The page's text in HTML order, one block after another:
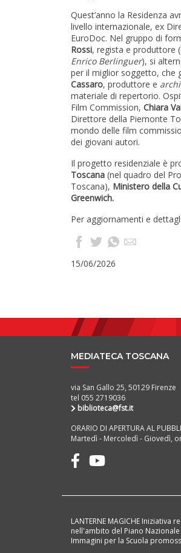
Quest’anno la Residenza
livello internazionale, ex
EuroDoc. Nel gruppo di
Rossi, regista e produttore
Enrico Berlinguer), si
per il miglior soggetto, che
Cassaro, produttore e
materiale di repertorio.
Film Commission, Chiara
Direttore della Piemonte
mondo delle film
dei giovani autori.
Il progetto residenziale è
Toscana (nel quadro del
Toscana), Ministero della
Greenwich.
Per aggiornamenti e
15/06/2026
MEDIATECA TOSCANA
via San Gallo 25, 50129 Firenze
tel 055 2719036
biblioteca@fst.it
ORARIO DI APERTURA AL
Martedì - Mercoledì - Giovedì,
LANTERNE MAGICHE Iniziativa
nell'ambito del Piano Nazionale
Immagini per la Scuola